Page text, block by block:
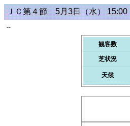
ＪＣ第４節 5月3日（水） 15:00
--
観客数
芝状況
天候